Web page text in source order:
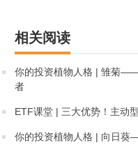
相关阅读
你的投资植物人格 | 雏菊
者
ETF课堂 | 三大优势！主动
你的投资植物人格 | 向日